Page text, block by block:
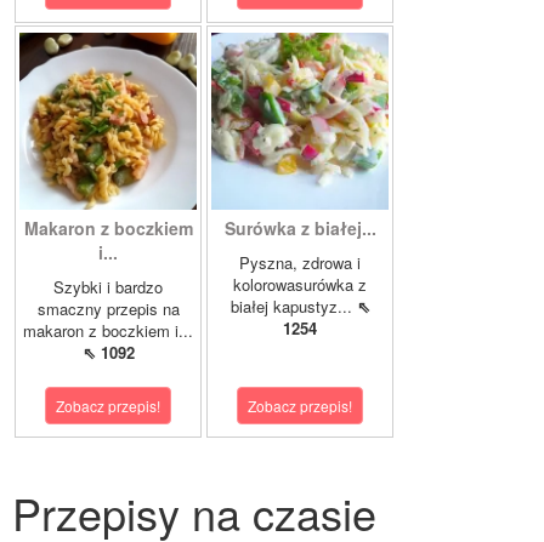
Makaron z boczkiem
i...
Szybki i bardzo
smaczny przepis na
makaron z boczkiem i...
⇖ 1092
Zobacz przepis!
Surówka z białej...
Pyszna, zdrowa i
kolorowasurówka z
białej kapustyz... ⇖
1254
Zobacz przepis!
Przepisy na czasie